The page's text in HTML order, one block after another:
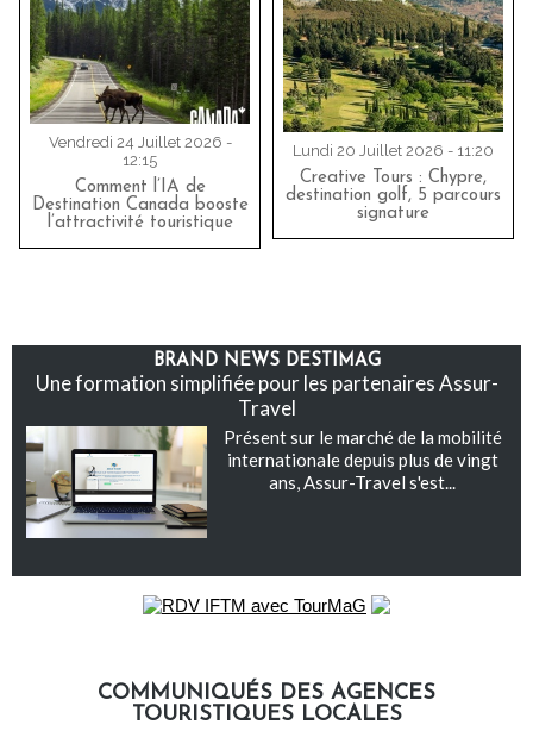
Vendredi 24 Juillet 2026 -
12:15
Comment l’IA de
Destination Canada booste
l’attractivité touristique
Lundi 20 Juillet 2026 - 11:20
Creative Tours : Chypre,
destination golf, 5 parcours
signature
BRAND NEWS DESTIMAG
Une formation simplifiée pour les partenaires Assur-
Travel
Présent sur le marché de la mobilité
internationale depuis plus de vingt
ans, Assur-Travel s'est...
COMMUNIQUÉS DES AGENCES
TOURISTIQUES LOCALES